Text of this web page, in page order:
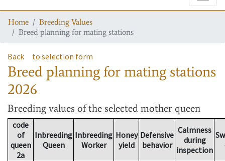
Home
Breeding Values
Breed planning for mating stations
Back to selection form
Breed planning for mating stations
2026
Breeding values of the selected mother queen
code
of
queen
2a
Inbreeding
Queen
Inbreeding
Worker
Honey
yield
Defensive
behavior
Calmness
during
inspection